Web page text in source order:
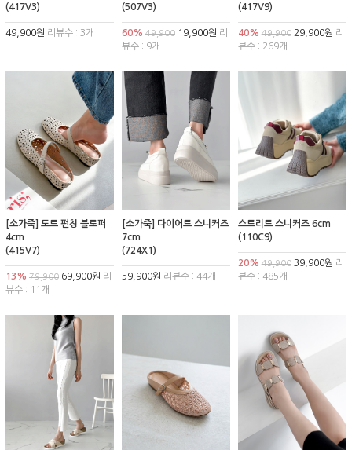
(417V3)
49,900원 리뷰수 : 3개
(507V3)
60% 49,90019,900원 리
뷰수 : 9개
(417V9)
40% 49,90029,900원 리
뷰수 : 269개
[소가죽] 도트 펀칭 블로퍼
4cm
(415V7)
13% 79,900 69,900원 리
뷰수 : 11개
[소가죽] 다이어트 스니커즈
7cm
(724X1)
59,900원 리뷰수 : 44개
스트리트 스니커즈 6cm
(110C9)
20% 49,90039,900원 리
뷰수 : 485개